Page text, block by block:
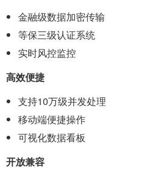
金融级数据加密传输
等保三级认证系统
实时风控监控
高效便捷
支持10万级并发处理
移动端便捷操作
可视化数据看板
开放兼容